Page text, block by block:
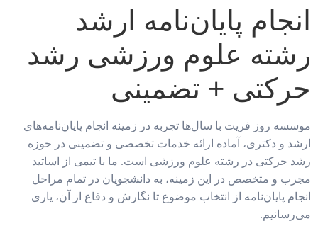
انجام پایان‌نامه ارشد
رشته علوم ورزشی رشد
حرکتی + تضمینی
موسسه روز فریت با سال‌ها تجربه در زمینه انجام پایان‌نامه‌های
ارشد و دکتری، آماده ارائه خدمات تخصصی و تضمینی در حوزه
رشد حرکتی در رشته علوم ورزشی است. ما با تیمی از اساتید
مجرب و متخصص در این زمینه، به دانشجویان در تمام مراحل
انجام پایان‌نامه از انتخاب موضوع تا نگارش و دفاع از آن، یاری
می‌رسانیم.